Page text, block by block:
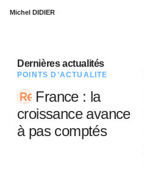
Michel DIDIER
Dernières actualités
POINTS D’ACTUALITÉ
France : la
croissance avance
à pas comptés